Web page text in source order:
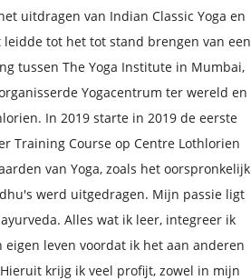
uitdragen van Indian Classic Yoga en
leidde tot het tot stand brengen van een
tussen The Yoga Institute in Mumbai,
Yogacentrum ter wereld en
In 2019 starte in 2019 de eerste
Training Course op Centre Lothlorien
van Yoga, zoals het oorspronkelijk
werd uitgedragen. Mijn passie ligt
Alles wat ik leer, integreer ik
leven voordat ik het aan anderen
krijg ik veel profijt, zowel in mijn